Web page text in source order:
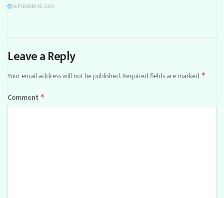
SEPTEMBER 18, 2023
Leave a Reply
Your email address will not be published.Required fields are marked *
Comment *